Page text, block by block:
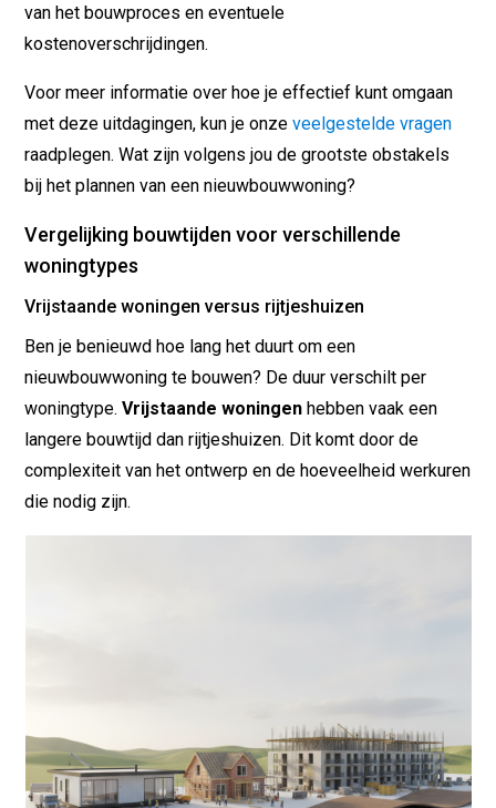
van het bouwproces en eventuele
kostenoverschrijdingen.
Voor meer informatie over hoe je effectief kunt omgaan
met deze uitdagingen, kun je onzeveelgestelde vragen
raadplegen. Wat zijn volgens jou de grootste obstakels
bij het plannen van een nieuwbouwwoning?
Vergelijking bouwtijden voor verschillende
woningtypes
Vrijstaande woningen versus rijtjeshuizen
Ben je benieuwd hoe lang het duurt om een
nieuwbouwwoning te bouwen? De duur verschilt per
woningtype.Vrijstaande woningen hebben vaak een
langere bouwtijd dan rijtjeshuizen. Dit komt door de
complexiteit van het ontwerp en de hoeveelheid werkuren
die nodig zijn.